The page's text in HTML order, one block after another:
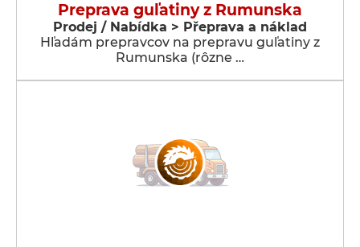
Preprava guľatiny z Rumunska
Prodej / Nabídka > Přeprava a náklad
Hľadám prepravcov na prepravu guľatiny z
Rumunska (rôzne …